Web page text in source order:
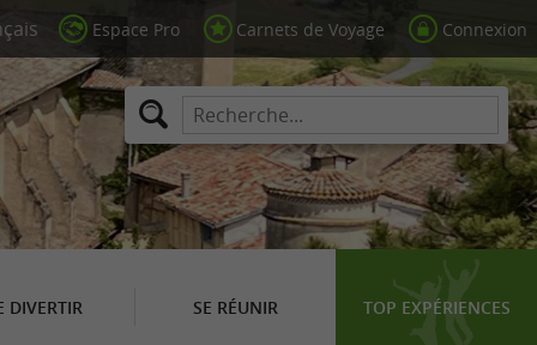
Espace Pro Carnets de Voyage Connexion
DIVERTIR SE RÉUNIR TOP EXPÉRIENCES